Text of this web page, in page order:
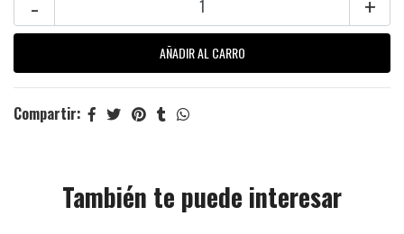
Compartir:
También te puede interesar